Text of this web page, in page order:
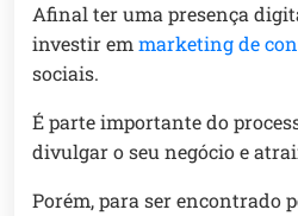
Afinal ter uma presença
investir emmarketing de
sociais.
É parte importante do
divulgar o seu negócio e
Porém, para ser encontrado